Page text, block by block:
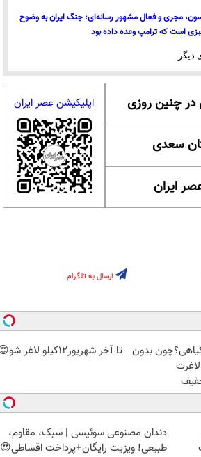
مجری و فعال مشهور رسانه‌ای: جنگ ایران به وضوح
است که ترامپ وعده داده بود
دیگر
سعدی
ایران
اپلیکیشن عصر ایران
ارسال به تلگرام
بدون
تا آخر شهریور12کیلو لاغر شو😍
دندان مصنوعی سوئیسی | سبک، مقاوم،
طبیعی! ویزیت رایگان+پرداخت اقساطی😍